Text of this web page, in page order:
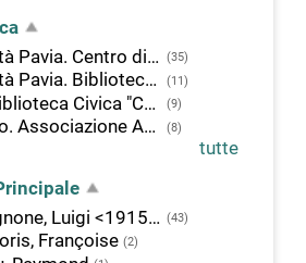
Università Pavia. Centro di ricerca sulla tradizione manoscritta di autori moderni e contemporanei
(35)
Università Pavia. Biblioteca di Studi Umanistici (11)
Pavia. Biblioteca Civica "Carlo Bonetta" (9)
Vigevano. Associazione Astrolabio (8)
tutte
Compagnone, Luigi <1915-1998> (43)
Françoise (2)